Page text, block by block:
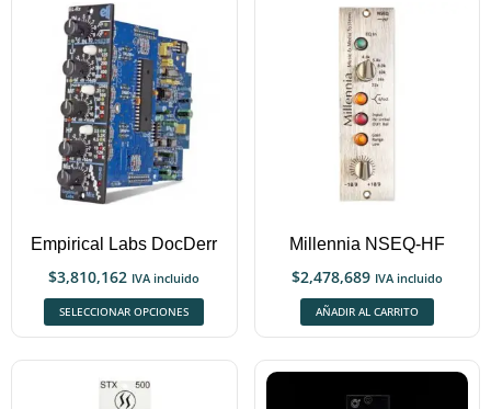
Empirical Labs DocDerr
$3,810,162 IVA incluido
SELECCIONAR OPCIONES
Millennia NSEQ-HF
$2,478,689 IVA incluido
AÑADIR AL CARRITO